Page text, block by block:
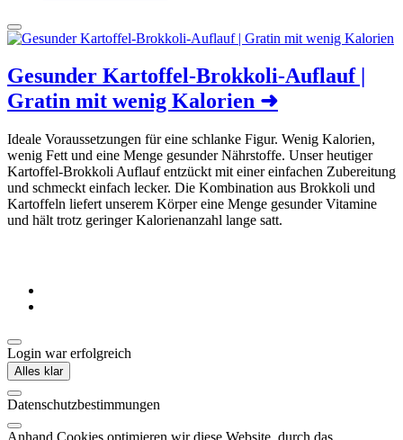
Gesunder Kartoffel-Brokkoli-Auflauf |
Gratin mit wenig Kalorien ➜
Ideale Voraussetzungen für eine schlanke Figur. Wenig Kalorien,
wenig Fett und eine Menge gesunder Nährstoffe. Unser heutiger
Kartoffel-Brokkoli Auflauf entzückt mit einer einfachen Zubereitung
und schmeckt einfach lecker. Die Kombination aus Brokkoli und
Kartoffeln liefert unserem Körper eine Menge gesunder Vitamine
und hält trotz geringer Kalorienanzahl lange satt.
Login war erfolgreich
Alles klar
Datenschutzbestimmungen